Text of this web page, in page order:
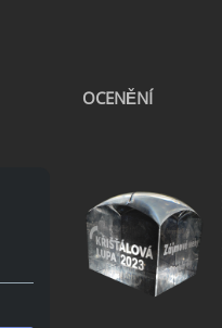
OCENĚNÍ